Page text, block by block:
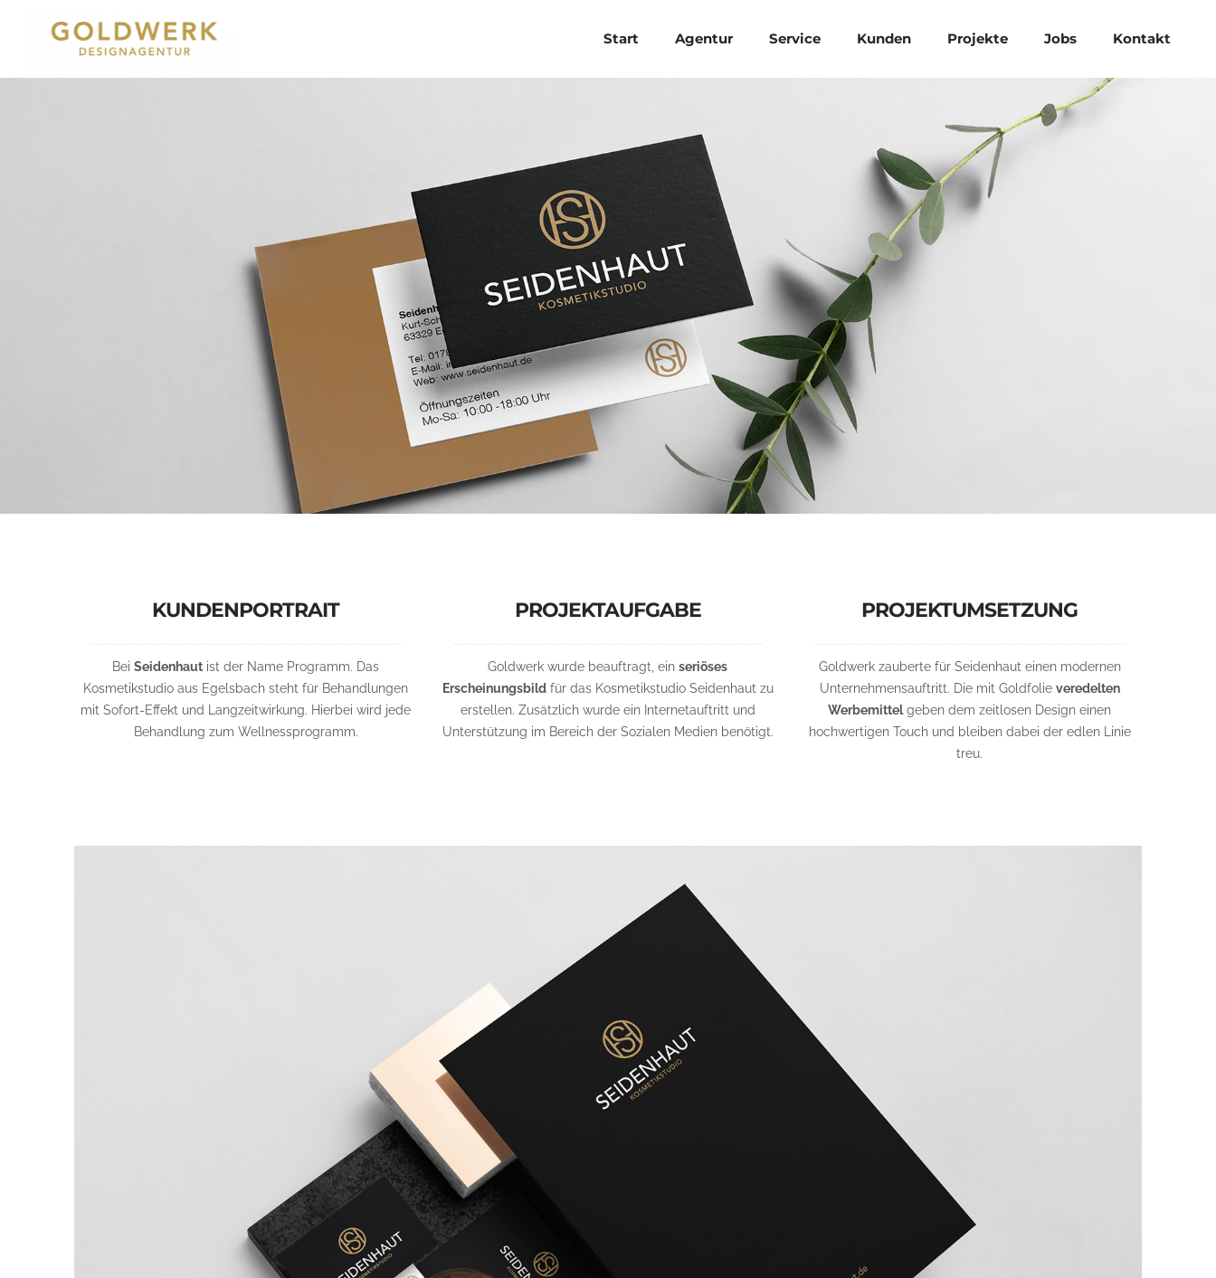
Start Agentur Service Kunden Projekte Jobs Kontakt
KUNDENPORTRAIT
BeiSeidenhaut ist der Name Programm. Das
Kosmetikstudio aus Egelsbach steht für Behandlungen
mit Sofort-Effekt und Langzeitwirkung. Hierbei wird jede
Behandlung zum Wellnessprogramm.
PROJEKTAUFGABE
Goldwerk wurde beauftragt, einseriöses
Erscheinungsbildfür das Kosmetikstudio Seidenhaut zu
erstellen. Zusätzlich wurde ein Internetauftritt und
Unterstützung im Bereich der Sozialen Medien benötigt.
PROJEKTUMSETZUNG
Goldwerk zauberte für Seidenhaut einen modernen
Unternehmensauftritt. Die mit Goldfolie veredelten
Werbemittelgeben dem zeitlosen Design einen
hochwertigen Touch und bleiben dabei der edlen Linie
treu.